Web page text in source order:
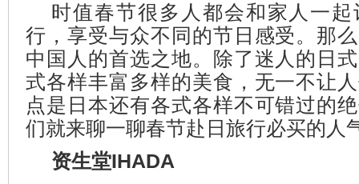
时值春节很多人都会和家人一
行，享受与众不同的节日感受。那
中国人的首选之地。除了迷人的日
式各样丰富多样的美食，无一不让
点是日本还有各式各样不可错过的
们就来聊一聊春节赴日旅行必买的人
资生堂IHADA